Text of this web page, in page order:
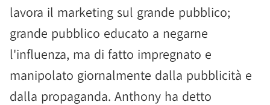
lavora il marketing sul grande pubblico;
grande pubblico educato a negarne
l'influenza, ma di fatto impregnato e
manipolato giornalmente dalla pubblicità e
dalla propaganda. Anthony ha detto